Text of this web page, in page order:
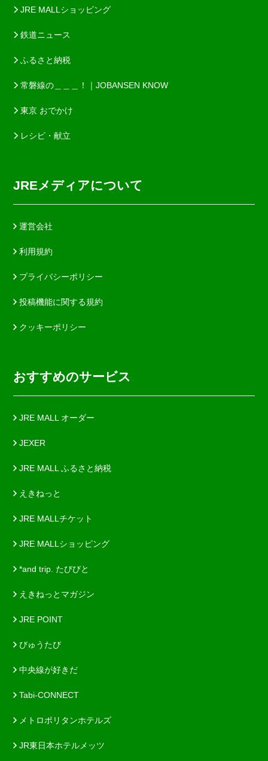
JRE MALLショッピング
鉄道ニュース
ふるさと納税
常磐線の＿＿＿！｜JOBANSEN KNOW
東京 おでかけ
レシピ・献立
JREメディアについて
運営会社
利用規約
プライバシーポリシー
投稿機能に関する規約
クッキーポリシー
おすすめのサービス
JRE MALL オーダー
JEXER
JRE MALL ふるさと納税
えきねっと
JRE MALLチケット
JRE MALLショッピング
*and trip. たびびと
えきねっとマガジン
JRE POINT
びゅうたび
中央線が好きだ
Tabi-CONNECT
メトロポリタンホテルズ
JR東日本ホテルメッツ